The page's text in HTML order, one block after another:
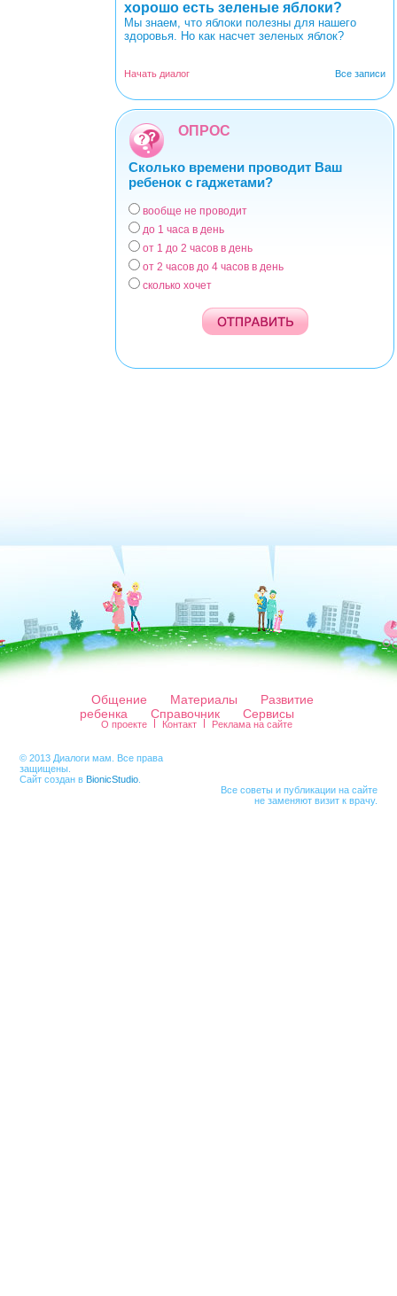
хорошо есть зеленые яблоки?
Мы знаем, что яблоки полезны для нашего
здоровья. Но как насчет зеленых яблок?
Все записи
Начать диалог
ОПРОС
Сколько времени проводит Ваш
ребенок с гаджетами?
Варианты
вообще не проводит
до 1 часа в день
от 1 до 2 часов в день
от 2 часов до 4 часов в день
сколько хочет
Общение Материалы
Развитие
ребенка
Справочник Сервисы
О проекте Контакт Реклама на сайте
© 2013 Диалоги мам. Все права
защищены.
Сайт создан в BionicStudio
Все советы и публикации на сайте
не заменяют визит к врачу.